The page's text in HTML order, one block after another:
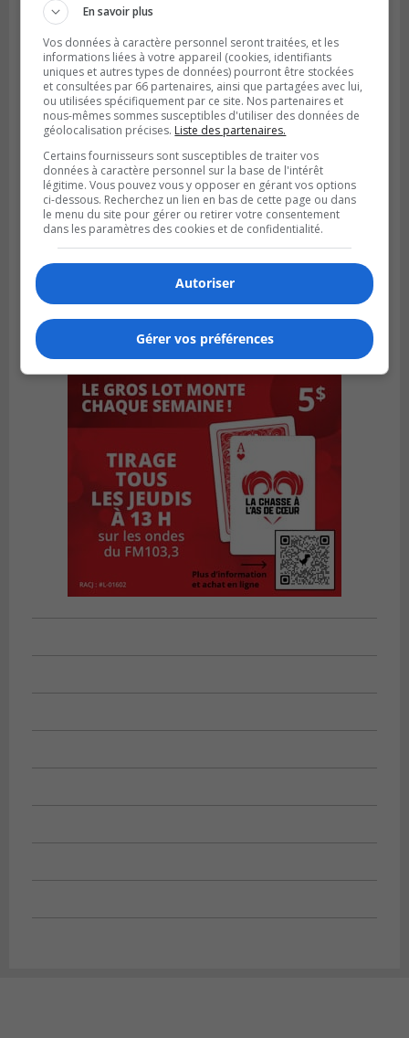
Publié le 6 août 2026 à 09h39
Longueuil injecte 1,5 M$ pour moderniser
deux stations de pompage
En savoir plus
Vos données à caractère personnel seront traitées, et les
informations liées à votre appareil (cookies, identifiants
uniques et autres types de données) pourront être stockées
et consultées par 66 partenaires, ainsi que partagées avec lui,
ou utilisées spécifiquement par ce site. Nos partenaires et
nous-mêmes sommes susceptibles d'utiliser des données de
géolocalisation précises. Liste des partenaires.
Certains fournisseurs sont susceptibles de traiter vos
données à caractère personnel sur la base de l'intérêt
légitime. Vous pouvez vous y opposer en gérant vos options
ci-dessous. Recherchez un lien en bas de cette page ou dans
le menu du site pour gérer ou retirer votre consentement
dans les paramètres des cookies et de confidentialité.
Autoriser
Gérer vos préférences